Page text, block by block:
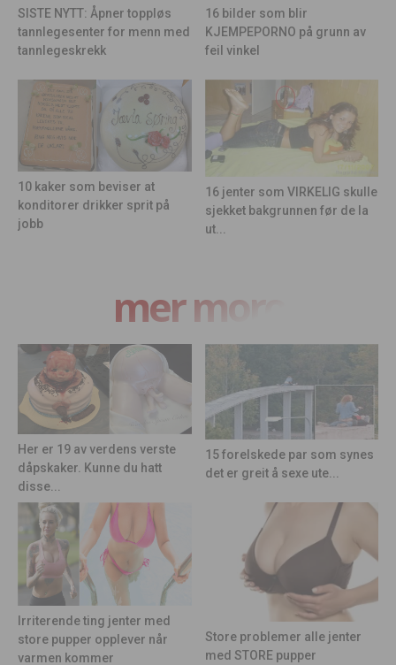
SISTE NYTT: Åpner toppløs
tannlegesenter for menn med
tannlegeskrekk
16 bilder som blir
KJEMPEPORNO på grunn av
feil vinkel
10 kaker som beviser at
konditorer drikker sprit på
jobb
16 jenter som VIRKELIG skulle
sjekket bakgrunnen før de la
ut...
mer moro
Her er 19 av verdens verste
dåpskaker. Kunne du hatt
disse...
15 forelskede par som synes
det er greit å sexe ute...
Irriterende ting jenter med
store pupper opplever når
varmen kommer
Store problemer alle jenter
med STORE pupper